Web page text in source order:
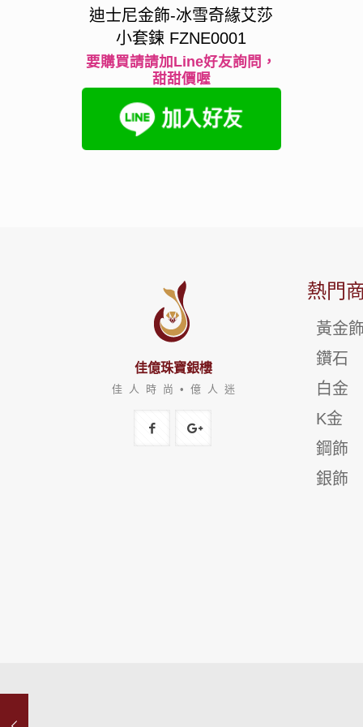
迪士尼金飾-冰雪奇緣艾莎
小套鍊 FZNE0001
要購買請請加Line好友詢問，
甜甜價喔
佳億珠寶銀樓
佳 人 時 尚 • 億 人 迷
熱門
黃金
鑽石
白金
K金
鋼飾
銀飾